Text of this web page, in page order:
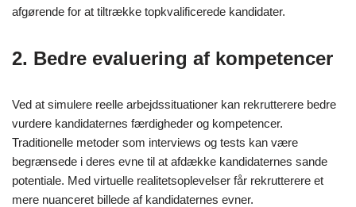
afgørende for at tiltrække topkvalificerede kandidater.
2. Bedre evaluering af kompetencer
Ved at simulere reelle arbejdssituationer kan rekrutterere bedre
vurdere kandidaternes færdigheder og kompetencer.
Traditionelle metoder som interviews og tests kan være
begrænsede i deres evne til at afdække kandidaternes sande
potentiale. Med virtuelle realitetsoplevelser får rekrutterere et
mere nuanceret billede af kandidaternes evner.